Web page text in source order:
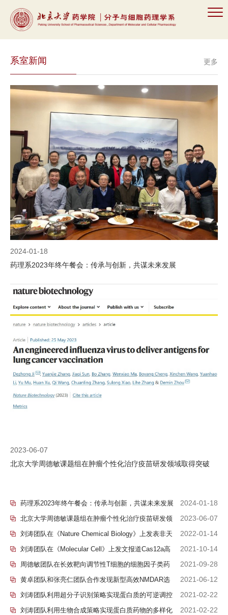
更多
系室新闻
2024-01-18
药理系2023年终午餐会：传承与创新，共谋未来发展
2023-06-07
北京大学周德敏课题组在肿瘤个性化治疗疫苗研发领域取得突破
2024-01-18
药理系2023年终午餐会：传承与创新，共谋未来发展
2023-06-07
北京大学周德敏课题组在肿瘤个性化治疗疫苗研发领
域取得突破
2022-01-14
刘涛团队在《Nature Chemical Biology》上发表非天
然氨基酸调控的胰岛素分泌细胞治疗系统
2021-10-14
刘涛团队在《Molecular Cell》上发文报道Cas12a高
效基因编辑系统
2021-09-28
周德敏团队在长效靶向调节性T细胞的细胞因子类药
物治疗自身免疫性疾病方面取得重要进展
2021-06-12
黄卓团队和张亮仁团队合作发现新型高效NMDAR选
择性变构激动剂表现良好抗抑郁潜力
2021-02-22
刘涛团队利用超分子识别策略实现蛋白质的可逆调控
2021-02-22
刘涛团队利用生物合成策略实现蛋白质药物的多样化